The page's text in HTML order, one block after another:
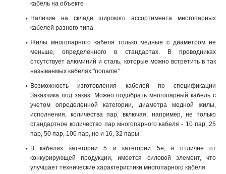
кабель на объекте
Наличие на складе широкого ассортимента многопарных
кабелей разного типа
Жилы многопарного кабеля только медные с диаметром не
меньше, определенного в стандартах. В проводниках
отсутствует алюминий и сталь, которые можно встретить в так
называемых кабелях "noname"
Возможность изготовления кабелей по спецификации
Заказчика под заказ. Можно подобрать многопарный кабель с
учетом определенной категории, диаметра медной жилы,
исполнения, количества пар, включая, например, не только
стандартное количество пар многопарного кабеля - 10 пар, 25
пар, 50 пар, 100 пар, но и 16, 32 пары
В кабелях категории 5 и категории 5e, в отличие от
конкурирующей продукции, имеется силовой элемент, что
улучшает технические характеристики многопарного кабеля